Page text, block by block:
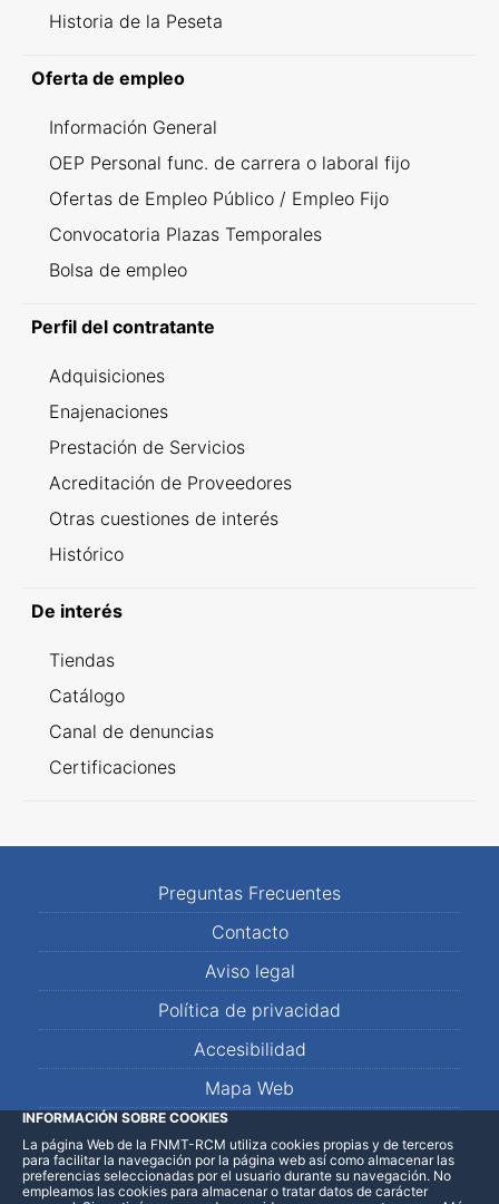
Historia de la Peseta
Oferta de empleo
Información General
OEP Personal func. de carrera o laboral fijo
Ofertas de Empleo Público / Empleo Fijo
Convocatoria Plazas Temporales
Bolsa de empleo
Perfil del contratante
Adquisiciones
Enajenaciones
Prestación de Servicios
Acreditación de Proveedores
Otras cuestiones de interés
Histórico
De interés
Tiendas
Catálogo
Canal de denuncias
Certificaciones
Preguntas Frecuentes
Contacto
Aviso legal
Política de privacidad
Accesibilidad
Mapa Web
LinkedInFacebookWhatsApp
INFORMACIÓN SOBRE COOKIES
La página Web de la FNMT-RCM utiliza cookies propias y de terceros
para facilitar la navegación por la página web así como almacenar las
preferencias seleccionadas por el usuario durante su navegación. No
empleamos las cookies para almacenar o tratar datos de carácter